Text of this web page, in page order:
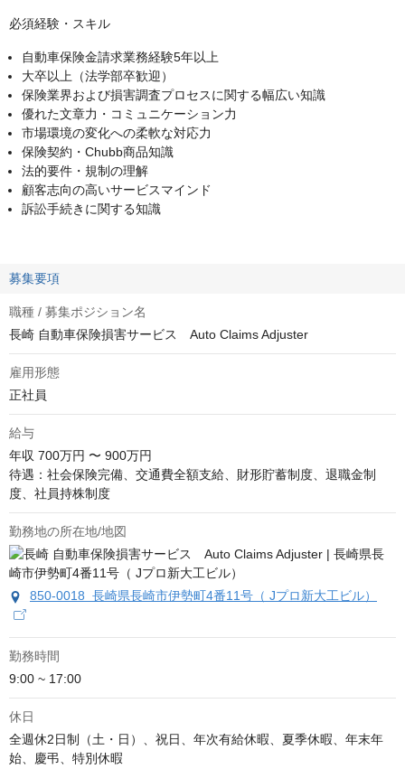
必須経験・スキル
自動車保険金請求業務経験5年以上
大卒以上（法学部卒歓迎）
保険業界および損害調査プロセスに関する幅広い知識
優れた文章力・コミュニケーション力
市場環境の変化への柔軟な対応力
保険契約・Chubb商品知識
法的要件・規制の理解
顧客志向の高いサービスマインド
訴訟手続きに関する知識
募集要項
職種 / 募集ポジション名
長崎 自動車保険損害サービス Auto Claims Adjuster
雇用形態
正社員
給与
年収 700万円 〜 900万円
待遇：社会保険完備、交通費全額支給、財形貯蓄制度、退職金制
度、社員持株制度
勤務地の所在地/地図
850-0018 長崎県長崎市伊勢町4番11号（ Jプロ新大工ビル）
勤務時間
9:00 ~ 17:00
休日
全週休2日制（土・日）、祝日、年次有給休暇、夏季休暇、年末年
始、慶弔、特別休暇